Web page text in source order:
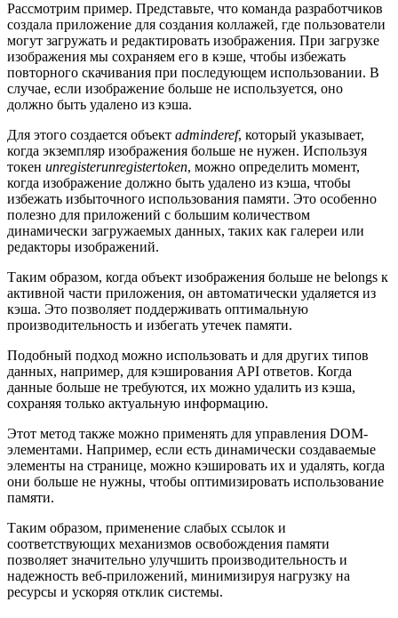
Рассмотрим пример. Представьте, что команда разработчиков
создала приложение для создания коллажей, где пользователи
могут загружать и редактировать изображения. При загрузке
изображения мы сохраняем его в кэше, чтобы избежать
повторного скачивания при последующем использовании. В
случае, если изображение больше не используется, оно
должно быть удалено из кэша.
Для этого создается объект adminderef, который указывает,
когда экземпляр изображения больше не нужен. Используя
токен unregisterunregistertoken, можно определить момент,
когда изображение должно быть удалено из кэша, чтобы
избежать избыточного использования памяти. Это особенно
полезно для приложений с большим количеством
динамически загружаемых данных, таких как галереи или
редакторы изображений.
Таким образом, когда объект изображения больше не belongs к
активной части приложения, он автоматически удаляется из
кэша. Это позволяет поддерживать оптимальную
производительность и избегать утечек памяти.
Подобный подход можно использовать и для других типов
данных, например, для кэширования API ответов. Когда
данные больше не требуются, их можно удалить из кэша,
сохраняя только актуальную информацию.
Этот метод также можно применять для управления DOM-
элементами. Например, если есть динамически создаваемые
элементы на странице, можно кэшировать их и удалять, когда
они больше не нужны, чтобы оптимизировать использование
памяти.
Таким образом, применение слабых ссылок и
соответствующих механизмов освобождения памяти
позволяет значительно улучшить производительность и
надежность веб-приложений, минимизируя нагрузку на
ресурсы и ускоряя отклик системы.